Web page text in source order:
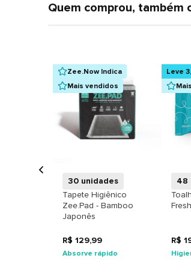
Quem comprou, também
Zee.Now Indica
Mais vendidos
+
30 unidades
Tapete Higiênico
Zee.Pad - Bamboo
Japonês
R$ 129,99
Absorve rápido
Leve
48
R$